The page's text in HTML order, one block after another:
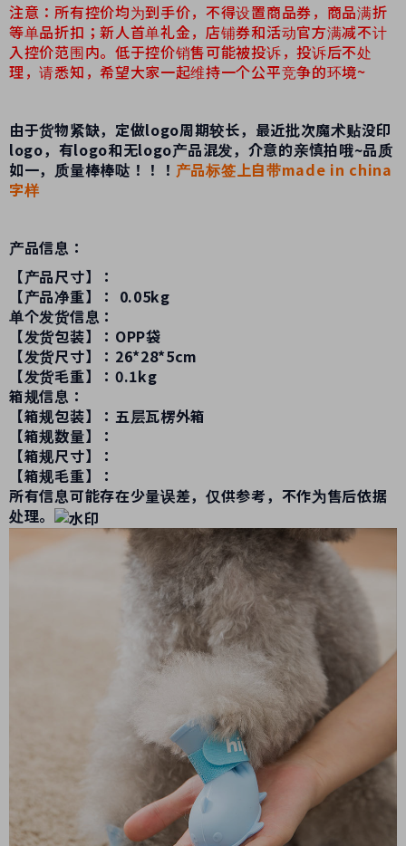
注意：所有控价均为到手价，不得设置商品券，商品满折
等单品折扣；新人首单礼金，店铺券和活动官方满减不计
入控价范围内。低于控价销售可能被投诉，投诉后不处
理，请悉知，希望大家一起维持一个公平竞争的环境~
由于货物紧缺，定做logo周期较长，最近批次魔术贴没印
logo，有logo和无logo产品混发，介意的亲慎拍哦~品质
如一，质量棒棒哒！！！ 产品标签上自带made in china
字样
产品信息：
【产品尺寸】：
【产品净重】： 0.05kg
单个发货信息：
【发货包装】：OPP袋
【发货尺寸】：26*28*5cm
【发货毛重】：0.1kg
箱规信息：
【箱规包装】：五层瓦楞外箱
【箱规数量】：
【箱规尺寸】：
【箱规毛重】：
所有信息可能存在少量误差，仅供参考，不作为售后依据
处理。